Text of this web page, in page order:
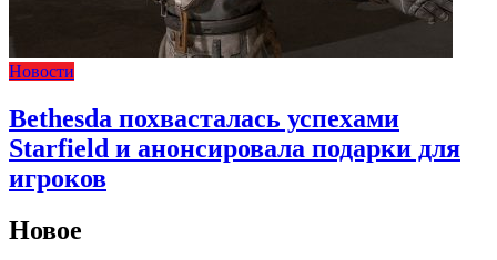
Новости
Bethesda похвасталась успехами
Starfield и анонсировала подарки для
игроков
Новое